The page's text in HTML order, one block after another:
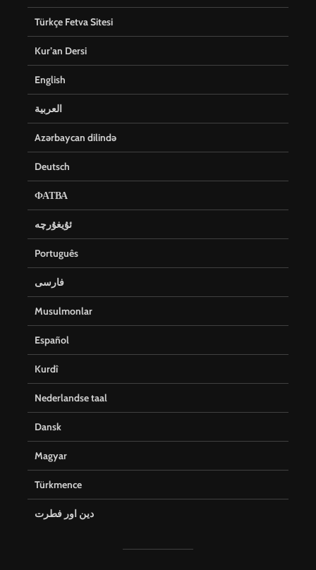
Türkçe Fetva Sitesi
Kur’an Dersi
English
العربية
Azərbaycan dilində
Deutsch
ФАТВА
ئۇيغۇرچە
Português
فارسی
Musulmonlar
Español
Kurdî
Nederlandse taal
Dansk
Magyar
Türkmence
دین اور فطرت